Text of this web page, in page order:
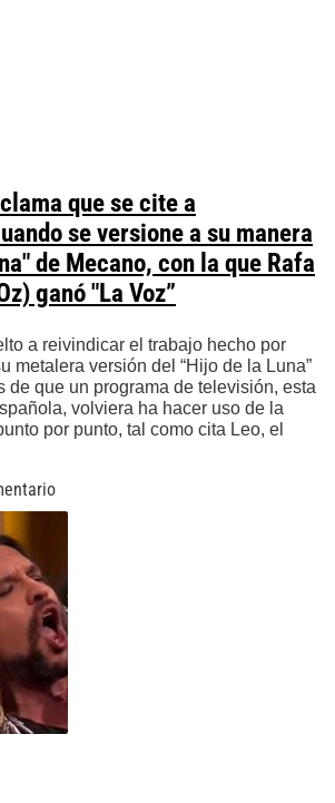
que se cite a
se versione a su manera
de Mecano, con la que Rafa
ganó "La Voz”
a reivindicar el trabajo hecho por
metalera versión del “Hijo de la Luna”
de que un programa de televisión, esta
volviera ha hacer uso de la
por punto, tal como cita Leo, el